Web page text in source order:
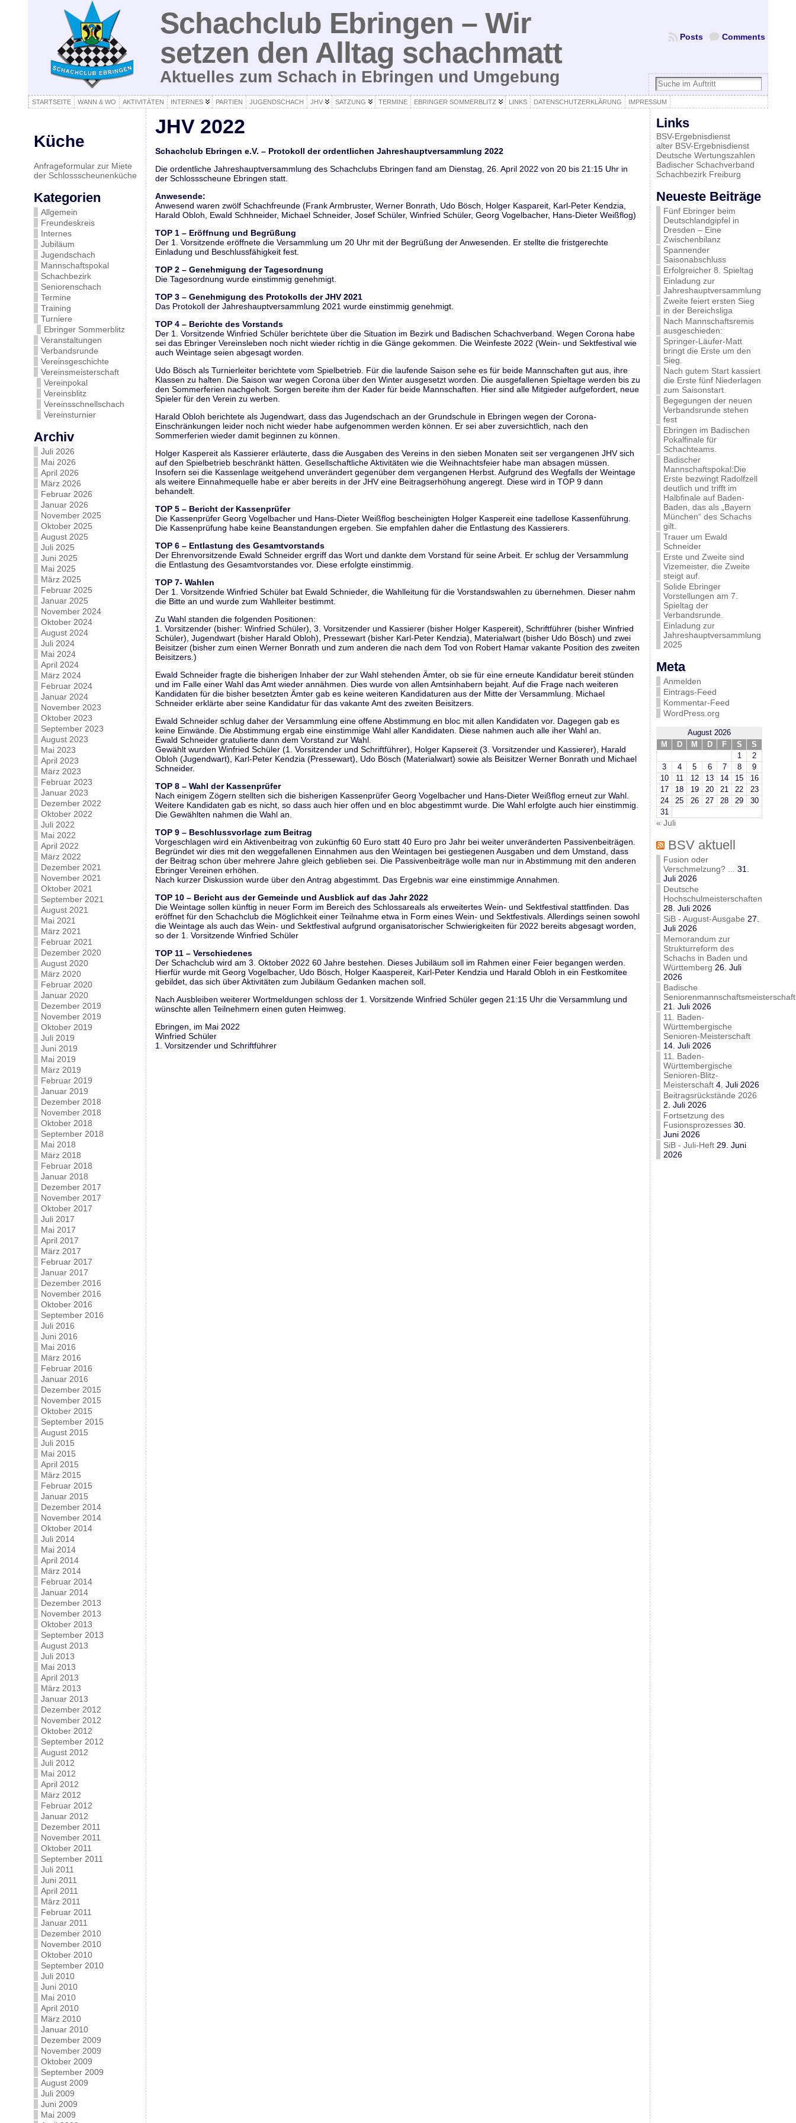
Schachclub Ebringen – Wir
setzen den Alltag schachmatt
Aktuelles zum Schach in Ebringen und Umgebung
Comments
Posts
STARTSEITE WANN & WO AKTIVITÄTEN INTERNES PARTIEN JUGENDSCHACH JHV SATZUNG TERMINE EBRINGER SOMMERBLITZ LINKS DATENSCHUTZERKLÄRUNG IMPRESSUM
Küche
Anfrageformular zur Miete
der Schlossscheunenküche
Kategorien
Allgemein
Freundeskreis
Internes
Jubiläum
Jugendschach
Mannschaftspokal
Schachbezirk
Seniorenschach
Termine
Training
Turniere
Ebringer Sommerblitz
Veranstaltungen
Verbandsrunde
Vereinsgeschichte
Vereinsmeisterschaft
Vereinpokal
Vereinsblitz
Vereinsschnellschach
Vereinsturnier
Archiv
Juli 2026
Mai 2026
April 2026
März 2026
Februar 2026
Januar 2026
November 2025
Oktober 2025
August 2025
Juli 2025
Juni 2025
Mai 2025
März 2025
Februar 2025
Januar 2025
November 2024
Oktober 2024
August 2024
Juli 2024
Mai 2024
April 2024
März 2024
Februar 2024
Januar 2024
November 2023
Oktober 2023
September 2023
August 2023
Mai 2023
April 2023
März 2023
Februar 2023
Januar 2023
Dezember 2022
Oktober 2022
Juli 2022
Mai 2022
April 2022
März 2022
Dezember 2021
November 2021
Oktober 2021
September 2021
August 2021
Mai 2021
März 2021
Februar 2021
Dezember 2020
August 2020
März 2020
Februar 2020
Januar 2020
Dezember 2019
November 2019
Oktober 2019
Juli 2019
Juni 2019
Mai 2019
März 2019
Februar 2019
Januar 2019
Dezember 2018
November 2018
Oktober 2018
September 2018
Mai 2018
März 2018
Februar 2018
Januar 2018
Dezember 2017
November 2017
Oktober 2017
Juli 2017
Mai 2017
April 2017
März 2017
Februar 2017
Januar 2017
Dezember 2016
November 2016
Oktober 2016
September 2016
Juli 2016
Juni 2016
Mai 2016
März 2016
Februar 2016
Januar 2016
Dezember 2015
November 2015
Oktober 2015
September 2015
August 2015
Juli 2015
Mai 2015
April 2015
März 2015
Februar 2015
Januar 2015
Dezember 2014
November 2014
Oktober 2014
Juli 2014
Mai 2014
April 2014
März 2014
Februar 2014
Januar 2014
Dezember 2013
November 2013
Oktober 2013
September 2013
August 2013
Juli 2013
Mai 2013
April 2013
März 2013
Januar 2013
Dezember 2012
November 2012
Oktober 2012
September 2012
August 2012
Juli 2012
Mai 2012
April 2012
März 2012
Februar 2012
Januar 2012
Dezember 2011
November 2011
Oktober 2011
September 2011
Juli 2011
Juni 2011
April 2011
März 2011
Februar 2011
Januar 2011
Dezember 2010
November 2010
Oktober 2010
September 2010
Juli 2010
Juni 2010
Mai 2010
April 2010
März 2010
Januar 2010
Dezember 2009
November 2009
Oktober 2009
September 2009
August 2009
Juli 2009
Juni 2009
Mai 2009
JHV 2022
Schachclub Ebringen e.V. – Protokoll der ordentlichen Jahreshauptversammlung 2022
Die ordentliche Jahreshauptversammlung des Schachclubs Ebringen fand am Dienstag, 26. April 2022 von 20 bis 21:15 Uhr in
der Schlossscheune Ebringen statt.
Anwesende:
Anwesend waren zwölf Schachfreunde (Frank Armbruster, Werner Bonrath, Udo Bösch, Holger Kaspareit, Karl-Peter Kendzia,
Harald Obloh, Ewald Schhneider, Michael Schneider, Josef Schüler, Winfried Schüler, Georg Vogelbacher, Hans-Dieter Weißflog)
TOP 1 – Eröffnung und Begrüßung
Der 1. Vorsitzende eröffnete die Versammlung um 20 Uhr mit der Begrüßung der Anwesenden. Er stellte die fristgerechte
Einladung und Beschlussfähigkeit fest.
TOP 2 – Genehmigung der Tagesordnung
Die Tagesordnung wurde einstimmig genehmigt.
TOP 3 – Genehmigung des Protokolls der JHV 2021
Das Protokoll der Jahreshauptversammlung 2021 wurde einstimmig genehmigt.
TOP 4 – Berichte des Vorstands
Der 1. Vorsitzende Winfried Schüler berichtete über die Situation im Bezirk und Badischen Schachverband. Wegen Corona habe
sei das Ebringer Vereinsleben noch nicht wieder richtig in die Gänge gekommen. Die Weinfeste 2022 (Wein- und Sektfestival wie
auch Weintage seien abgesagt worden.
Udo Bösch als Turnierleiter berichtete vom Spielbetrieb. Für die laufende Saison sehe es für beide Mannschaften gut aus, ihre
Klassen zu halten. Die Saison war wegen Corona über den Winter ausgesetzt worden. Die ausgefallenen Spieltage werden bis zu
den Sommerferien nachgeholt. Sorgen bereite ihm der Kader für beide Mannschaften. Hier sind alle Mitgieder aufgefordert, neue
Spieler für den Verein zu werben.
Harald Obloh berichtete als Jugendwart, dass das Jugendschach an der Grundschule in Ebringen wegen der Corona-
Einschränkungen leider noch nicht wieder habe aufgenommen werden können. Er sei aber zuversichtlich, nach den
Sommerferien wieder damit beginnen zu können.
Holger Kaspereit als Kassierer erläuterte, dass die Ausgaben des Vereins in den sieben Monaten seit ser vergangenen JHV sich
auf den Spielbetrieb beschränkt hätten. Gesellschaftliche Aktivitäten wie die Weihnachtsfeier habe man absagen müssen.
Insofern sei die Kassenlage weitgehend unverändert gegenüber dem vergangenen Herbst. Aufgrund des Wegfalls der Weintage
als weitere Einnahmequelle habe er aber bereits in der JHV eine Beitragserhöhung angeregt. Diese wird in TOP 9 dann
behandelt.
TOP 5 – Bericht der Kassenprüfer
Die Kassenprüfer Georg Vogelbacher und Hans-Dieter Weißflog bescheinigten Holger Kaspereit eine tadellose Kassenführung.
Die Kassenprüfung habe keine Beanstandungen ergeben. Sie empfahlen daher die Entlastung des Kassierers.
TOP 6 – Entlastung des Gesamtvorstands
Der Ehrenvorsitzende Ewald Schneider ergriff das Wort und dankte dem Vorstand für seine Arbeit. Er schlug der Versammlung
die Entlastung des Gesamtvorstandes vor. Diese erfolgte einstimmig.
TOP 7- Wahlen
Der 1. Vorsitzende Winfried Schüler bat Ewald Schnieder, die Wahlleitung für die Vorstandswahlen zu übernehmen. Dieser nahm
die Bitte an und wurde zum Wahlleiter bestimmt.
Zu Wahl standen die folgenden Positionen:
1. Vorsitzender (bisher: Winfried Schüler), 3. Vorsitzender und Kassierer (bisher Holger Kaspereit), Schriftführer (bisher Winfried
Schüler), Jugendwart (bisher Harald Obloh), Pressewart (bisher Karl-Peter Kendzia), Materialwart (bisher Udo Bösch) und zwei
Beisitzer (bisher zum einen Werner Bonrath und zum anderen die nach dem Tod von Robert Hamar vakante Position des zweiten
Beisitzers.)
Ewald Schneider fragte die bisherigen Inhaber der zur Wahl stehenden Ämter, ob sie für eine erneute Kandidatur bereit stünden
und im Falle einer Wahl das Amt wieder annähmen. Dies wurde von allen Amtsinhabern bejaht. Auf die Frage nach weiteren
Kandidaten für die bisher besetzten Ämter gab es keine weiteren Kandidaturen aus der Mitte der Versammlung. Michael
Schneider erklärte aber seine Kandidatur für das vakante Amt des zweiten Beisitzers.
Ewald Schneider schlug daher der Versammlung eine offene Abstimmung en bloc mit allen Kandidaten vor. Dagegen gab es
keine Einwände. Die Abstimmung ergab eine einstimmige Wahl aller Kandidaten. Diese nahmen auch alle iher Wahl an.
Ewald Schneider gratulierte dann dem Vorstand zur Wahl.
Gewählt wurden Winfried Schüler (1. Vorsitzender und Schriftführer), Holger Kapsereit (3. Vorsitzender und Kassierer), Harald
Obloh (Jugendwart), Karl-Peter Kendzia (Pressewart), Udo Bösch (Materialwart) sowie als Beisitzer Werner Bonrath und Michael
Schneider.
TOP 8 – Wahl der Kassenprüfer
Nach einigem Zögern stellten sich die bisherigen Kassenprüfer Georg Vogelbacher und Hans-Dieter Weißflog erneut zur Wahl.
Weitere Kandidaten gab es nicht, so dass auch hier offen und en bloc abgestimmt wurde. Die Wahl erfolgte auch hier einstimmig.
Die Gewählten nahmen die Wahl an.
TOP 9 – Beschlussvorlage zum Beitrag
Vorgeschlagen wird ein Aktivenbeitrag von zukünftig 60 Euro statt 40 Euro pro Jahr bei weiter unveränderten Passivenbeiträgen.
Begründet wir dies mit den weggefallenen Einnahmen aus den Weintagen bei gestiegenen Ausgaben und dem Umstand, dass
der Beitrag schon über mehrere Jahre gleich geblieben sei. Die Passivenbeiträge wolle man nur in Abstimmung mit den anderen
Ebringer Vereinen erhöhen.
Nach kurzer Diskussion wurde über den Antrag abgestimmt. Das Ergebnis war eine einstimmige Annahmen.
TOP 10 – Bericht aus der Gemeinde und Ausblick auf das Jahr 2022
Die Weintage sollen künftig in neuer Form im Bereich des Schlossareals als erweitertes Wein- und Sektfestival stattfinden. Das
eröffnet für den Schachclub die Möglichkeit einer Teilnahme etwa in Form eines Wein- und Sektfestivals. Allerdings seinen sowohl
die Weintage als auch das Wein- und Sektfestival aufgrund organisatorischer Schwierigkeiten für 2022 bereits abgesagt worden,
so der 1. Vorsitzende Winfried Schüler
TOP 11 – Verschiedenes
Der Schachclub wird am 3. Oktober 2022 60 Jahre bestehen. Dieses Jubiläum soll im Rahmen einer Feier begangen werden.
Hierfür wurde mit Georg Vogelbacher, Udo Bösch, Holger Kaaspereit, Karl-Peter Kendzia und Harald Obloh in ein Festkomitee
gebildet, das sich über Aktivitäten zum Jubiläum Gedanken machen soll.
Nach Ausbleiben weiterer Wortmeldungen schloss der 1. Vorsitzende Winfried Schüler gegen 21:15 Uhr die Versammlung und
wünschte allen Teilnehmern einen guten Heimweg.
Ebringen, im Mai 2022
Winfried Schüler
1. Vorsitzender und Schriftführer
Links
BSV-Ergebnisdienst
alter BSV-Ergebnisdienst
Deutsche Wertungszahlen
Badischer Schachverband
Schachbezirk Freiburg
Neueste Beiträge
Fünf Ebringer beim
Deutschlandgipfel in
Dresden – Eine
Zwischenbilanz
Spannender
Saisonabschluss
Erfolgreicher 8. Spieltag
Einladung zur
Jahreshauptversammlung
Zweite feiert ersten Sieg
in der Bereichsliga
Nach Mannschaftsremis
ausgeschieden:
Springer-Läufer-Matt
bringt die Erste um den
Sieg.
Nach gutem Start kassiert
die Erste fünf Niederlagen
zum Saisonstart.
Begegungen der neuen
Verbandsrunde stehen
fest
Ebringen im Badischen
Pokalfinale für
Schachteams.
Badischer
Mannschaftspokal:Die
Erste bezwingt Radolfzell
deutlich und trifft im
Halbfinale auf Baden-
Baden, das als „Bayern
München“ des Schachs
gilt.
Trauer um Ewald
Schneider
Erste und Zweite sind
Vizemeister, die Zweite
steigt auf.
Solide Ebringer
Vorstellungen am 7.
Spieltag der
Verbandsrunde.
Einladung zur
Jahreshauptversammlung
2025
Meta
Anmelden
Eintrags-Feed
Kommentar-Feed
WordPress.org
August 2026
M
D M D F S
S
1
2
3
4 5 6 7 8
9
10
11 12 13 14 15
16
17
18 19 20 21 22
23
24
25 26 27 28 29
30
31
« Juli
BSV aktuell
Fusion oder
Verschmelzung? ...
31.
Juli 2026
Deutsche
Hochschulmeisterschaften
28. Juli 2026
SiB - August-Ausgabe 27.
Juli 2026
Memorandum zur
Strukturreform des
Schachs in Baden und
Württemberg 26. Juli
2026
Badische
Seniorenmannschaftsmeisterschaft
21. Juli 2026
11. Baden-
Württembergische
Senioren-Meisterschaft
14. Juli 2026
11. Baden-
Württembergische
Senioren-Blitz-
Meisterschaft 4. Juli 2026
Beitragsrückstände 2026
2. Juli 2026
Fortsetzung des
Fusionsprozesses 30.
Juni 2026
SiB - Juli-Heft 29. Juni
2026